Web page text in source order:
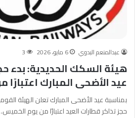
عبدالمنعم البدوي 6 مايو، 2026 3
هيئة السكك الحديدية: بدء
عيد الأضحى المبارك اعتبارًا من يوم 7
بمناسبة عيد الأضحى المبارك تعلن الهيئة
حجز تذاكر قطارات العيد اعتبارًا من يوم